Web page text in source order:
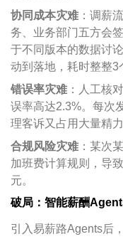
协同成本灾难 ：调薪
务、业务部门五方会
于不同版本的数据讨
动到落地，耗时整整3
错误率灾难 ：人工核
误率高达2.3%。每次
理客诉又占用大量精力
合规风险灾难 ：某次
加班费计算规则，导
元。
破局：智能薪酬
引入易薪路Agents后